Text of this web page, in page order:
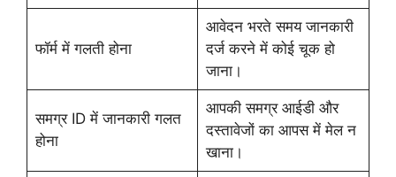
फॉर्म में गलती होना
आवेदन भरते समय जानकारी
दर्ज करने में कोई चूक हो
जाना।
समग्र ID में जानकारी गलत
होना
आपकी समग्र आईडी और
दस्तावेजों का आपस में मेल न
खाना।